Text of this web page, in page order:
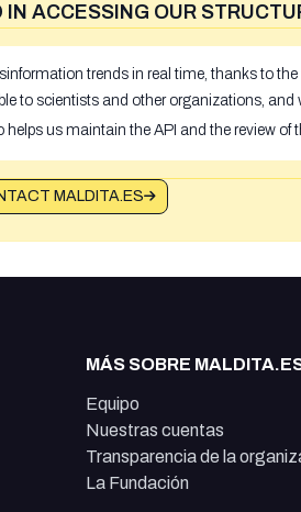
ACCESSING OUR
trends in real time, thanks to
to scientists and other organizations, and
us maintain the API and the review of
MALDITA.ES
MÁS SOBRE
Equipo
Nuestras cuentas
Transparencia de la
La Fundación